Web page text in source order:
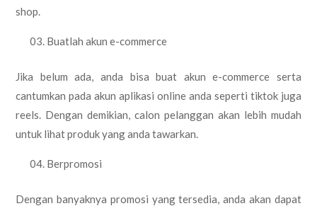
shop.
Buatlah akun e-commerce
Jika belum ada, anda bisa buat akun e-commerce serta
cantumkan pada akun aplikasi online anda seperti tiktok juga
reels. Dengan demikian, calon pelanggan akan lebih mudah
untuk lihat produk yang anda tawarkan.
Berpromosi
Dengan banyaknya promosi yang tersedia, anda akan dapat